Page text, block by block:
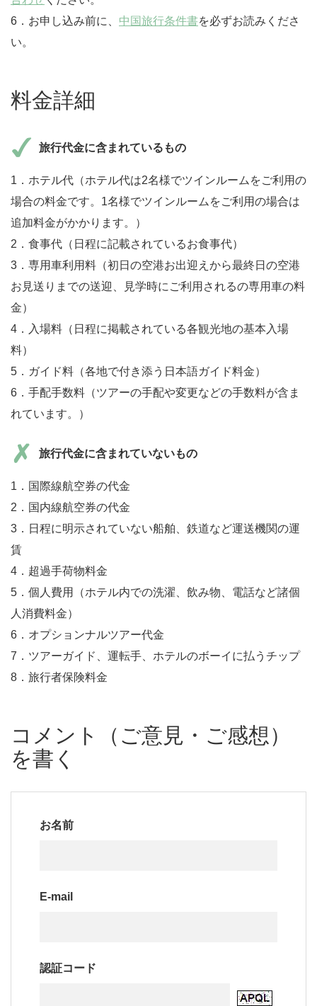
6．お申し込み前に、 中国旅行条件書を必ずお読みくださ
い。
料金詳細
旅行代金に含まれているもの
1．ホテル代（ホテル代は2名様でツインルームをご利用の
場合の料金です。1名様でツインルームをご利用の場合は
追加料金がかかります。）
2．食事代（日程に記載されているお食事代）
3．専用車利用料（初日の空港お出迎えから最終日の空港
お見送りまでの送迎、見学時にご利用されるの専用車の料
金）
4．入場料（日程に掲載されている各観光地の基本入場
料）
5．ガイド料（各地で付き添う日本語ガイド料金）
6．手配手数料（ツアーの手配や変更などの手数料が含ま
れています。）
旅行代金に含まれていないもの
1．国際線航空券の代金
2．国内線航空券の代金
3．日程に明示されていない船舶、鉄道など運送機関の運
賃
4．超過手荷物料金
5．個人費用（ホテル内での洗濯、飲み物、電話など諸個
人消費料金）
6．オプションナルツアー代金
7．ツアーガイド、運転手、ホテルのボーイに払うチップ
8．旅行者保険料金
コメント（ご意見・ご感想）
を書く
お名前
E-mail
認証コード